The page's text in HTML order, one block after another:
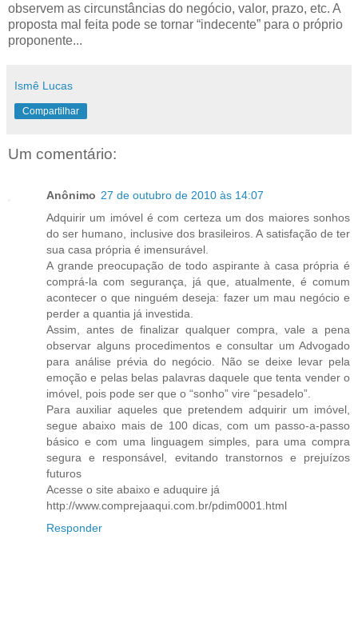
observem as circunstâncias do negócio, valor, prazo, etc. A
proposta mal feita pode se tornar “indecente” para o próprio
proponente...
Ismê Lucas
Compartilhar
Um comentário:
Anônimo 27 de outubro de 2010 às 14:07
Adquirir um imóvel é com certeza um dos maiores sonhos
do ser humano, inclusive dos brasileiros. A satisfação de ter
sua casa própria é imensurável.
A grande preocupação de todo aspirante à casa própria é
comprá-la com segurança, já que, atualmente, é comum
acontecer o que ninguém deseja: fazer um mau negócio e
perder a quantia já investida.
Assim, antes de finalizar qualquer compra, vale a pena
observar alguns procedimentos e consultar um Advogado
para análise prévia do negócio. Não se deixe levar pela
emoção e pelas belas palavras daquele que tenta vender o
imóvel, pois pode ser que o “sonho” vire “pesadelo”.
Para auxiliar aqueles que pretendem adquirir um imóvel,
segue abaixo mais de 100 dicas, com um passo-a-passo
básico e com uma linguagem simples, para uma compra
segura e responsável, evitando transtornos e prejuízos
futuros
Acesse o site abaixo e aduquire já
http://www.comprejaaqui.com.br/pdim0001.html
Responder